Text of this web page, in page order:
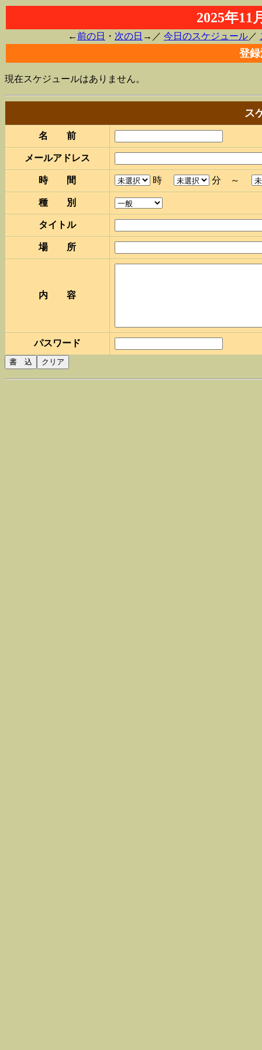
2025年
←前の日 ・ 次の日 →／ 今日のスケジュール ／
登
現在スケジュールはありません。
ス
名 前
メールアドレス
時 間 時 分 ～
種 別
タイトル
場 所
内 容
パスワード